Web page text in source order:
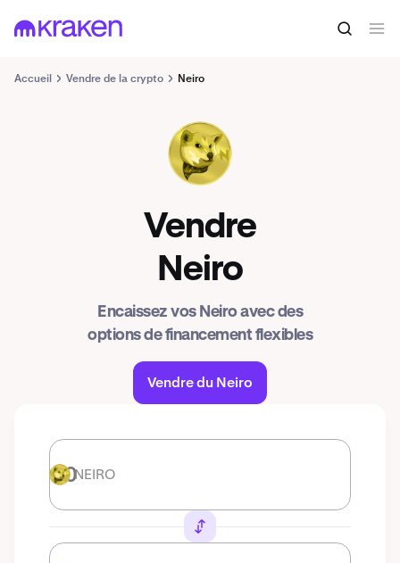
Accueil Vendre de la crypto Neiro
NEIRO
Vendre
Neiro
Encaissez vos Neiro avec des
options de financement flexibles
Vendre du Neiro
NEIRO NEIRO